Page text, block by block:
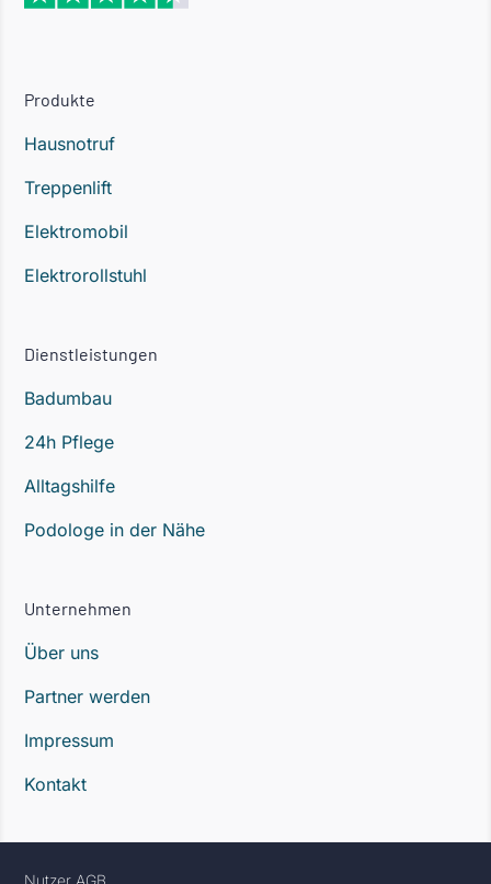
Produkte
Hausnotruf
Treppenlift
Elektromobil
Elektrorollstuhl
Dienstleistungen
Badumbau
24h Pflege
Alltagshilfe
Podologe in der Nähe
Unternehmen
Über uns
Partner werden
Impressum
Kontakt